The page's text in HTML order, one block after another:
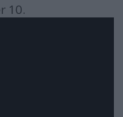
10.